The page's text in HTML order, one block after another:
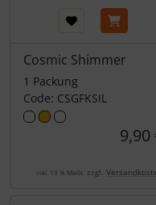
Cosmic Shimmer
1 Packung
Code: CSGFKSIL
9,90
inkl. 19 % MwSt. zzgl.